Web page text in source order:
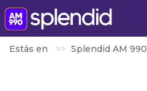
Estás en Splendid AM 990